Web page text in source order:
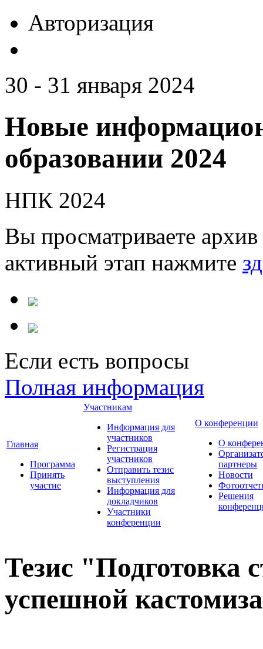
Авторизация
30 - 31 января 2024
Новые
образовании 2024
НПК 2024
Вы просматриваете
активный этап нажмите
Если есть вопросы
Полная информация
Главная
Программа
Принять
участие
Участникам
Информация для
участников
Регистрация
участников
Отправить тезис
выступления
Информация для
докладчиков
Участники
конференции
О конференции
О
партнеры
Новости
Решения
Тезис "Подготовка
успешной